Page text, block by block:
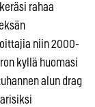
rahaa
niin 2000-
kyllä huomasi
alun drag